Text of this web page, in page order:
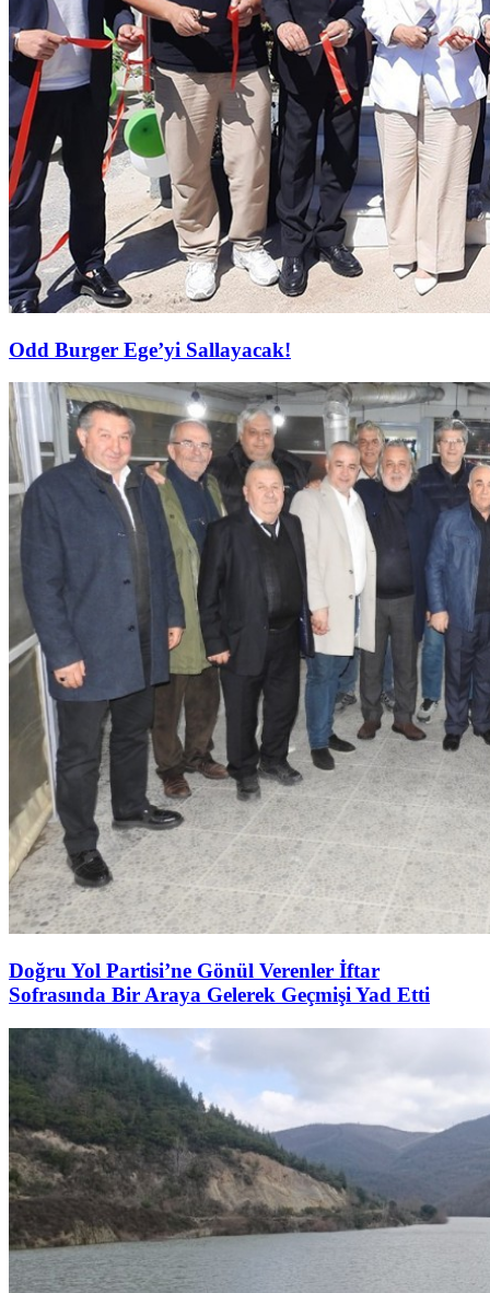
Odd Burger Ege’yi Sallayacak!
Doğru Yol Partisi’ne Gönül Verenler İftar
Sofrasında Bir Araya Gelerek Geçmişi Yad Etti